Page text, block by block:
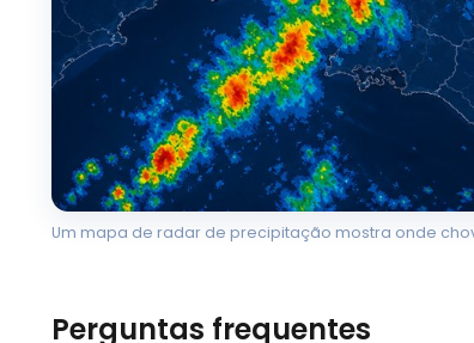
Um mapa de radar de precipitação mostra onde
Perguntas frequentes